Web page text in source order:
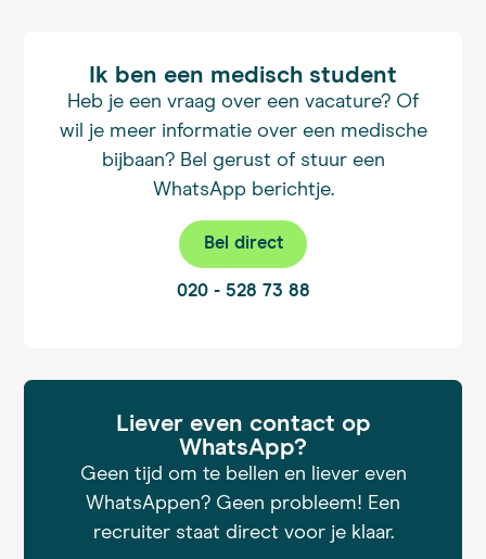
Ik ben een medisch student
Heb je een vraag over een vacature? Of
wil je meer informatie over een medische
bijbaan? Bel gerust of stuur een
WhatsApp berichtje.
Bel direct
020 - 528 73 88
Liever even contact op
WhatsApp?
Geen tijd om te bellen en liever even
WhatsAppen? Geen probleem! Een
recruiter staat direct voor je klaar.